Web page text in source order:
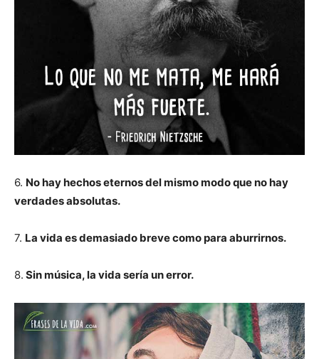
6. No hay hechos eternos del mismo modo que no hay
verdades absolutas.
7. La vida es demasiado breve como para aburrirnos.
8. Sin música, la vida sería un error.